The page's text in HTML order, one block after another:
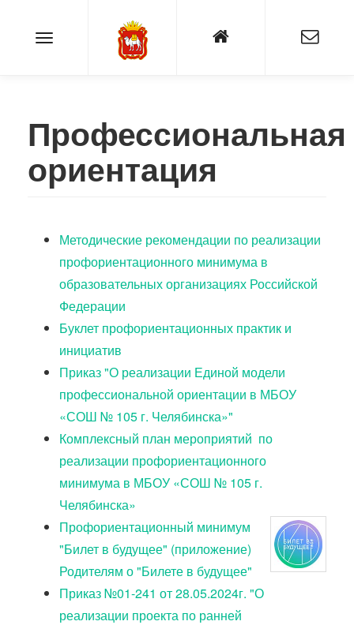
Профессиональная
ориентация
Методические рекомендации по реализации
профориентационного минимума в
образовательных организациях Российской
Федерации
Буклет профориентационных практик и
инициатив
Приказ "О реализации Единой модели
профессиональной ориентации в МБОУ
«СОШ № 105 г. Челябинска»‎"
Комплексный план мероприятий по
реализации профориентационного
минимума в МБОУ «СОШ № 105 г.
Челябинска»
Профориентационный минимум
"Билет в будущее" (приложение)
Родителям о "Билете в будущее"
Приказ №01-241 от 28.05.2024г. "О
реализации проекта по ранней